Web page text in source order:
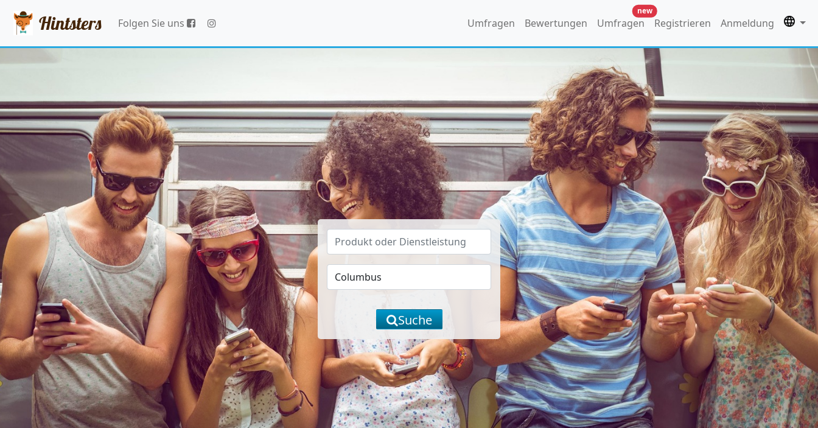
Hintsters Folgen Sie uns Umfragen Bewertungen Umfragen
new
Registrieren Anmeldung
Suche